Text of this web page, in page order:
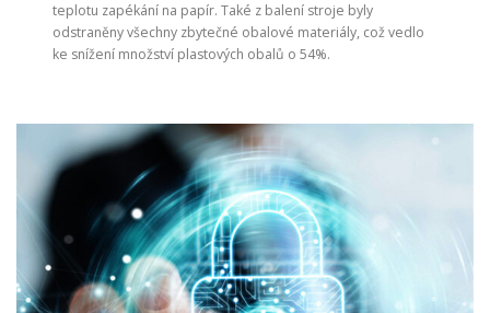
teplotu zapékání na papír. Také z balení stroje byly
odstraněny všechny zbytečné obalové materiály, což vedlo
ke snížení množství plastových obalů o 54%.